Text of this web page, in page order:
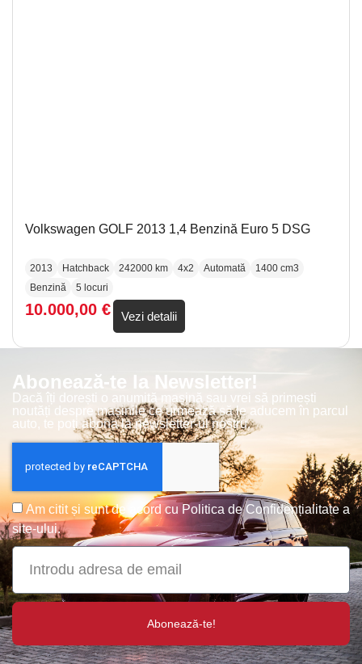
Volkswagen GOLF 2013 1,4 Benzină Euro 5 DSG
2013 Hatchback 242000 km 4x2 Automată
1400 cm3
Benzină
5 locuri
10.000,00 € Vezi detalii
Abonează-te la Newsletter!
Dacă îți dorești o anumită mașină sau vrei să primești
noutăți despre mașinile ce urmează să le aducem în parcul
auto, te poți abona la newsletter-ul nostru.
Am citit și sunt de acord cu Politica de Confidențialitatea
site-ului.
Abonează-te!